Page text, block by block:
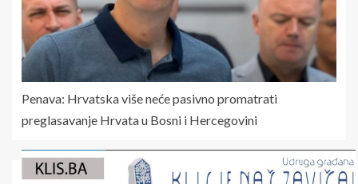
Penava: Hrvatska više neće pasivno promatrati
preglasavanje Hrvata u Bosni i Hercegovini